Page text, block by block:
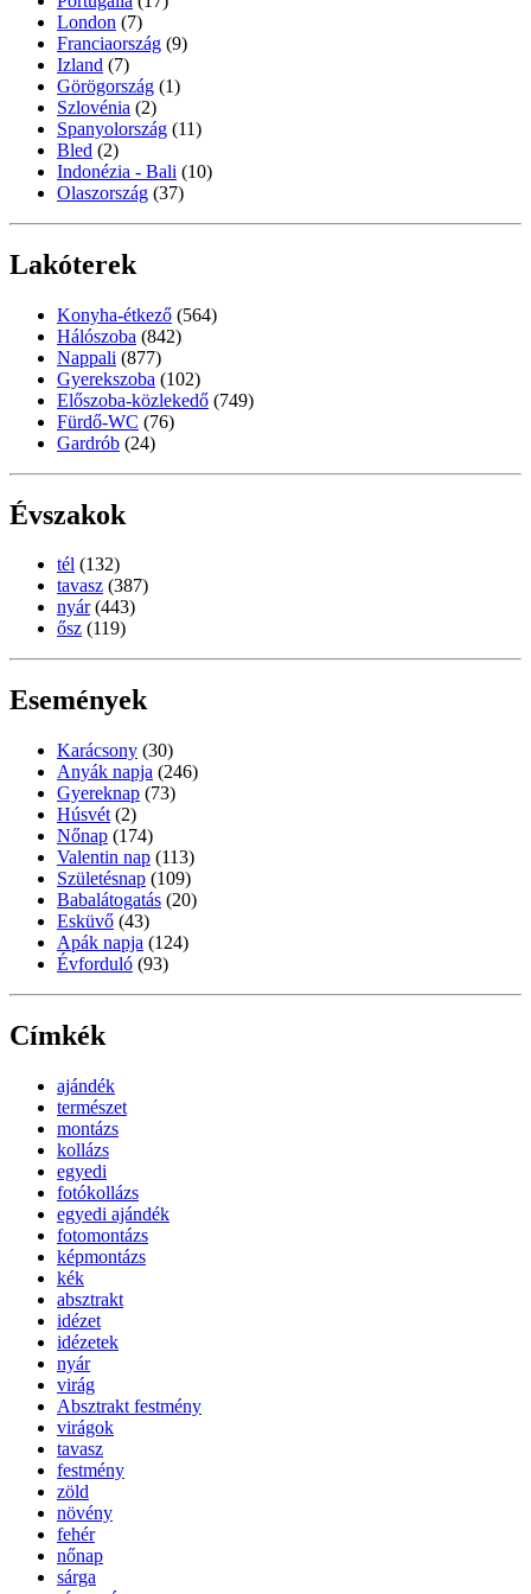
London (7)
Franciaország (9)
Izland (7)
Görögország (1)
Szlovénia (2)
Spanyolország (11)
Bled (2)
Indonézia - Bali (10)
Olaszország (37)
Lakóterek
Konyha-étkező (564)
Hálószoba (842)
Nappali (877)
Gyerekszoba (102)
Előszoba-közlekedő (749)
Fürdő-WC (76)
Gardrób (24)
Évszakok
tél (132)
tavasz (387)
nyár (443)
ősz (119)
Események
Karácsony (30)
Anyák napja (246)
Gyereknap (73)
Húsvét (2)
Nőnap (174)
Valentin nap (113)
Születésnap (109)
Babalátogatás (20)
Esküvő (43)
Apák napja (124)
Évforduló (93)
Címkék
ajándék
természet
montázs
kollázs
egyedi
fotókollázs
egyedi ajándék
fotomontázs
képmontázs
kék
absztrakt
idézet
idézetek
nyár
virág
Absztrakt festmény
virágok
tavasz
festmény
zöld
növény
fehér
nőnap
sárga